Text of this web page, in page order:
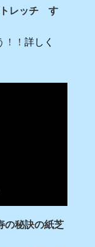
トレッチ す
！ 詳しく
の秘訣の紙芝